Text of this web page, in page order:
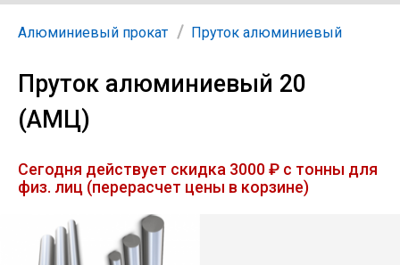
Арматура
Труба профильная
Лист
Уголок
Алюминиевый прокат Пруток алюминиевый
Пруток алюминиевый 20
(АМЦ)
Сегодня действует скидка 3000 ₽ с тонны для
физ. лиц (перерасчет цены в корзине)